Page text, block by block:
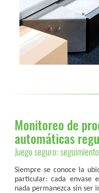
Monitoreo de
automáticas
Juego seguro:
Siempre se conoce la
particular: cada envase
nada permanezca sin ser